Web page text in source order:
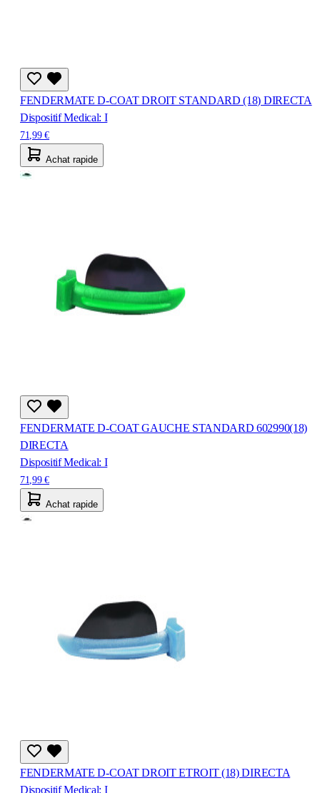
FENDERMATE D-COAT DROIT STANDARD (18) DIRECTA
Dispositif Medical: I
71,99 €
Achat rapide
FENDERMATE D-COAT GAUCHE STANDARD 602990(18)
DIRECTA
Dispositif Medical: I
71,99 €
Achat rapide
FENDERMATE D-COAT DROIT ETROIT (18) DIRECTA
Dispositif Medical: I